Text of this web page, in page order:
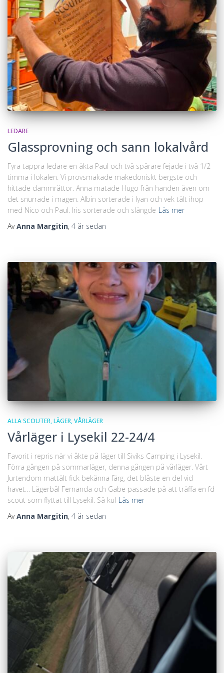
LEDARE
Glassprovning och sann lokalvård
Fyra tappra ledare en äkta Paul och två spårare fejade i två 1/2
timma i lokalen. Vi provsmakade makedoniskt bergste och
hittade dammråttor. Anna matade Hugo från handen även om
det snurrade i magen. Albin sorterade i lyan och vek tält ihop
med Nico och Paul. Iris sorterade och slängde Läs mer
AvAnna Margitin, 4 år sedan
ALLA SCOUTER LÄGER VÅRLÄGER
Vårläger i Lysekil 22-24/4
Favorit i repris när vi åkte på läger till Siviks Camping i Lysekil.
Förra gången på sommarläger, denna gången på vårläger. Vårt
Jurtendom mattält fick bekänna färg, det blåste en del vid
havet… Lägerbål Fernanda och Gabe passade på att träffa en fd
scout som flyttat till Lysekil. Så kul Läs mer
AvAnna Margitin, 4 år sedan